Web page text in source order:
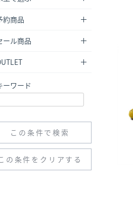
約商品
ール商品
ーワード
この条件で検索